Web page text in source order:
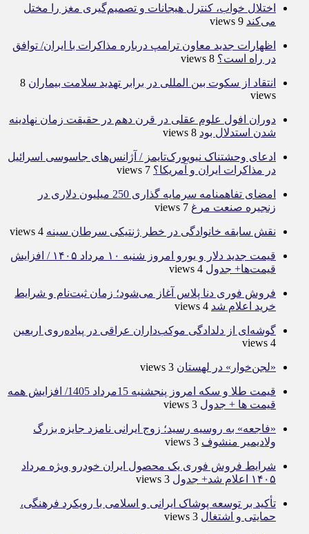
اختلال خواب، کنترل هیجانات و تصمیم‌گیری مغز را مختل
می‌کند 9 views
اظهارات جدید معاون ترامپ درباره مذاکرات با ایران/ توافق
در راه است؟ 8 views
انتقاد از سکوت بین المللی در برابر تهدید سلامت بیماران 8
views
دوران افول علوم عقلی در قرن دهم در حقیقت زمان نهادینه
شدن استدلال بود 8 views
ادعای وحشتناک نیویورک‌تایمز / آژانس‌های جاسوسی اسرائیل
در مذاکرات ایران و آمریکا؟ 7 views
امضای تفاهمنامه سرمایه گذاری 250 میلیون دلاری در
زنجیره صنعت مرغ 7 views
نقش سابقه خانوادگی در خطر ژنتیکی سرطان سینه 4 views
قیمت جدید دلار و یورو امروز شنبه ۱۰ مرداد ۱۴۰۵ / افزایش
قیمت‌ها+ جدول 4 views
فروش فوری دنا پلاس آغاز می‌شود؛ زمان ثبت‌نام و شرایط
خرید اعلام شد 4 views
گوشه‌ای از دلدادگی موکب‌داران عراقی در پیاده‌روی اربعین
4 views
«لجن‌خوار» در لهستان 3 views
قیمت طلا و سکه امروز پنجشنبه 15مرداد 1405/ افزایش همه
قیمت ها + جدول 3 views
«فاجعه» به روسیه رسید؛ زوج ایرانی نامزد جایزه بزرگ
ولادیمیر منشوف 3 views
شرایط فروش فوری یک محصول ایران خودرو ویژه مرداد
۱۴۰۵ اعلام شد+ جدول
3 views
تأکید بر توسعه پوشاک ایرانی و اسلامی با رویکرد فرهنگی،
حمایتی و اشتغال 3 views